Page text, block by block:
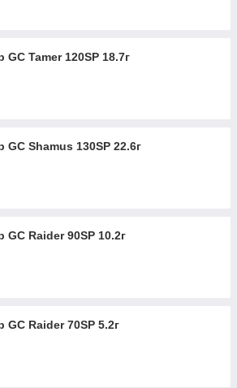
GC Tamer 120SP 18.7г
GC Shamus 130SP 22.6г
GC Raider 90SP 10.2г
GC Raider 70SP 5.2г